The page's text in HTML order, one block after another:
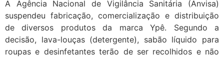
A Agência Nacional de Vigilância Sanitária (Anvisa)
suspendeu fabricação, comercialização e distribuição
de diversos produtos da marca Ypê. Segundo a
decisão, lava-louças (detergente), sabão líquido para
roupas e desinfetantes terão de ser recolhidos e não